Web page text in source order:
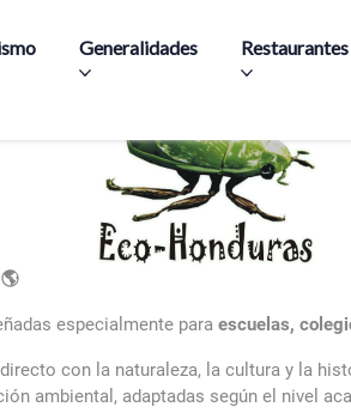
Generalidades Restaurantes
especialmente para escuelas,
con la naturaleza, la cultura y la
ambiental, adaptadas según el nivel